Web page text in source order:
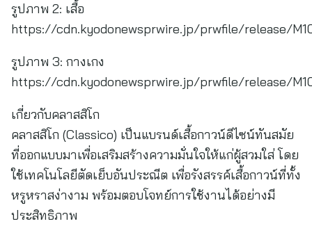
รูปภาพ 2: เสื้อ
https://cdn.kyodonewsprwire.jp/prwfile/release/
รูปภาพ 3: กางเกง
https://cdn.kyodonewsprwire.jp/prwfile/release/
เกี่ยวกับคลาสสิโก
คลาสสิโก (Classico) เป็นแบรนด์เสื้อกาวน์ดีไซน์ทันสมัย
ที่ออกแบบมาเพื่อเสริมสร้างความมั่นใจให้แก่ผู้สวมใส่ โดย
ใช้เทคโนโลยีตัดเย็บอันประณีต เพื่อรังสรรค์เสื้อกาวน์ที่ทั้ง
หรูหราสง่างาม พร้อมตอบโจทย์การใช้งานได้อย่างมี
ประสิทธิภาพ